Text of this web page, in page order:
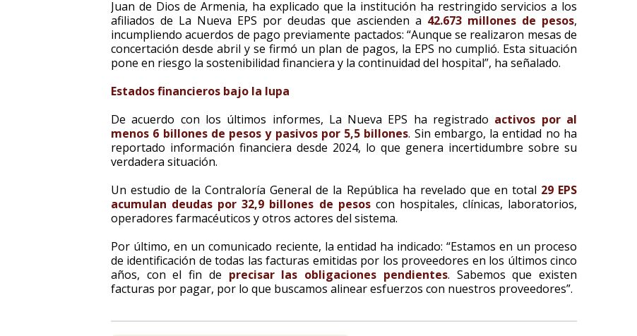
Juan de Dios de Armenia, ha explicado que la institución ha restringido servicios a los
afiliados de La Nueva EPS por deudas que ascienden a 42.673 millones de pesos,
incumpliendo acuerdos de pago previamente pactados: “Aunque se realizaron mesas de
concertación desde abril y se firmó un plan de pagos, la EPS no cumplió. Esta situación
pone en riesgo la sostenibilidad financiera y la continuidad del hospital”, ha señalado.
Estados financieros bajo la lupa
De acuerdo con los últimos informes, La Nueva EPS ha registrado activos por al
menos 6 billones de pesos y pasivos por 5,5 billones. Sin embargo, la entidad no ha
reportado información financiera desde 2024, lo que genera incertidumbre sobre su
verdadera situación.
Un estudio de la Contraloría General de la República ha revelado que en total 29 EPS
acumulan deudas por 32,9 billones de pesoscon hospitales, clínicas, laboratorios,
operadores farmacéuticos y otros actores del sistema.
Por último, en un comunicado reciente, la entidad ha indicado: “Estamos en un proceso
de identificación de todas las facturas emitidas por los proveedores en los últimos cinco
años, con el fin de precisar las obligaciones pendientes. Sabemos que existen
facturas por pagar, por lo que buscamos alinear esfuerzos con nuestros proveedores”.